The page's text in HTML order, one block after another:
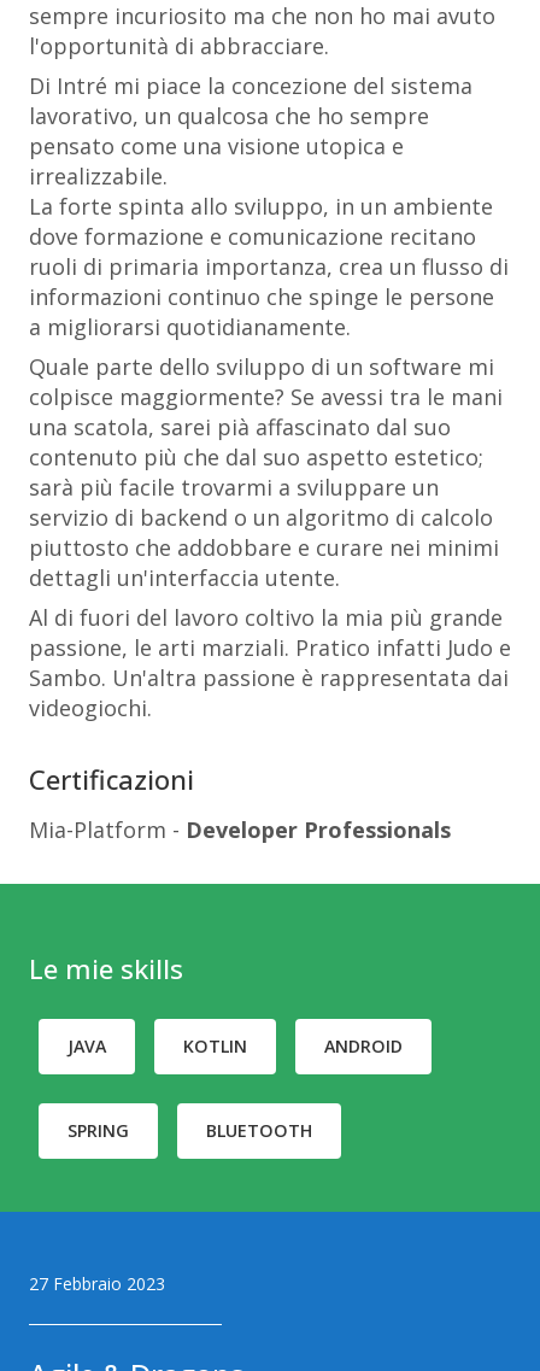
sempre incuriosito ma che non ho mai avuto
l'opportunità di abbracciare.
Di Intré mi piace la concezione del sistema
lavorativo, un qualcosa che ho sempre
pensato come una visione utopica e
irrealizzabile.
La forte spinta allo sviluppo, in un ambiente
dove formazione e comunicazione recitano
ruoli di primaria importanza, crea un flusso di
informazioni continuo che spinge le persone
a migliorarsi quotidianamente.
Quale parte dello sviluppo di un software mi
colpisce maggiormente? Se avessi tra le mani
una scatola, sarei pià affascinato dal suo
contenuto più che dal suo aspetto estetico;
sarà più facile trovarmi a sviluppare un
servizio di backend o un algoritmo di calcolo
piuttosto che addobbare e curare nei minimi
dettagli un'interfaccia utente.
Al di fuori del lavoro coltivo la mia più grande
passione, le arti marziali. Pratico infatti Judo e
Sambo. Un'altra passione è rappresentata dai
videogiochi.
Certificazioni
Mia-Platform - Developer Professionals
Le mie skills
JAVA KOTLIN ANDROID
SPRING BLUETOOTH
27 Febbraio 2023